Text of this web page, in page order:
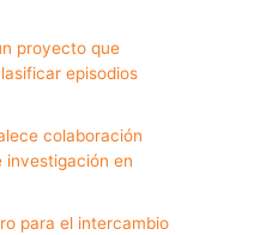
proyecto que
episodios
colaboración
investigación en
para el intercambio